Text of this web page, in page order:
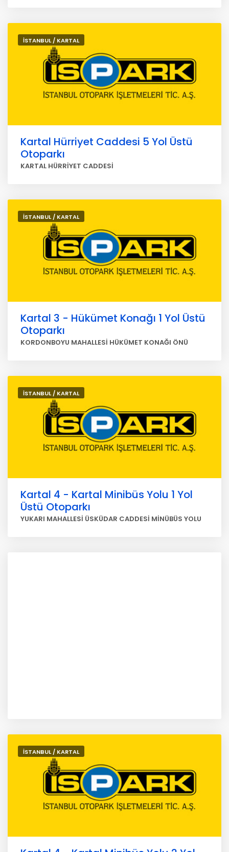
İSTANBUL / KARTAL
Kartal Hürriyet Caddesi 5 Yol Üstü
Otoparkı
KARTAL HÜRRİYET CADDESİ
İSTANBUL / KARTAL
Kartal 3 - Hükümet Konağı 1 Yol Üstü
Otoparkı
KORDONBOYU MAHALLESİ HÜKÜMET KONAĞI ÖNÜ
İSTANBUL / KARTAL
Kartal 4 - Kartal Minibüs Yolu 1 Yol
Üstü Otoparkı
YUKARI MAHALLESİ ÜSKÜDAR CADDESİ MİNÜBÜS YOLU
İSTANBUL / KARTAL